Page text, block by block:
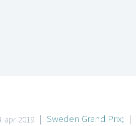
apr. 2019 | Sweden Grand Prix; |